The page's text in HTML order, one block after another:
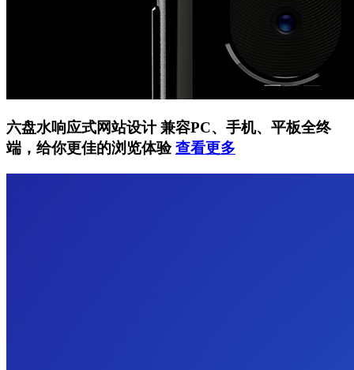
六盘水响应式网站设计兼容PC、手机、平板全终
端，给你更佳的浏览体验查看更多